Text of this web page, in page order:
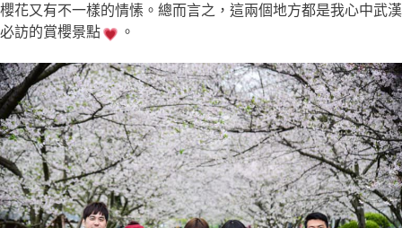
櫻花又有不一樣的情愫。總而言之，這兩個地方都是我心中武漢
必訪的賞櫻景點
。